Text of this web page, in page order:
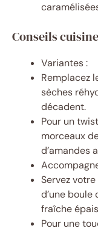
Conseils
Variantes :
Remplacez
sèches
décadent.
Pour un
morceaux
d’amandes
Servez
d’une
fraîche
Pour une